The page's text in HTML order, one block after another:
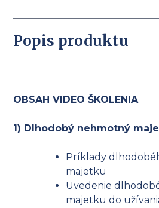
naprieč
Popis produktu
OBSAH VIDEO ŠKOLENIA
1) Dlhodobý nehmotný
Príklady
majetku
Uvedenie
majetku do